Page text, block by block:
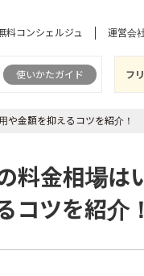
料コンシェルジュ 運営会
使いかたガイド フ
や金額を抑えるコツを紹介！
料金相場は
コツを紹介！